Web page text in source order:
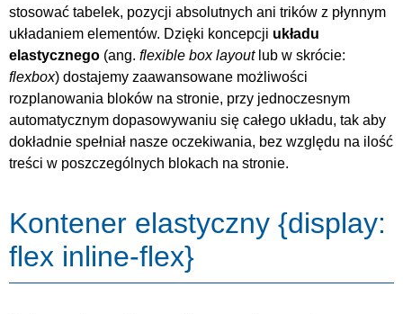
stosować tabelek, pozycji absolutnych ani trików z płynnym
układaniem elementów. Dzięki koncepcji układu
elastycznego (ang. flexible box layoutlub w skrócie:
flexbox) dostajemy zaawansowane możliwości
rozplanowania bloków na stronie, przy jednoczesnym
automatycznym dopasowywaniu się całego układu, tak aby
dokładnie spełniał nasze oczekiwania, bez względu na ilość
treści w poszczególnych blokach na stronie.
Kontener elastyczny {display:
flex inline-flex}